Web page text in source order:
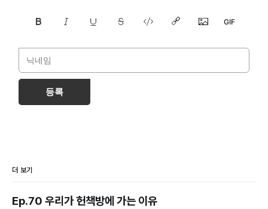
등록
더 보기
Ep.70 우리가 헌책방에 가는 이유